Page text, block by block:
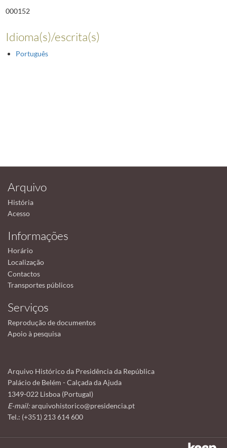
000152
Idioma(s)/escrita(s)
Português
Arquivo
História
Acesso
Informações
Horário
Localização
Contactos
Transportes públicos
Serviços
Reprodução de documentos
Apoio à pesquisa
Arquivo Histórico da Presidência da República
Palácio de Belém - Calçada da Ajuda
1349-022 Lisboa (Portugal)
E-mail:arquivohistorico@presidencia.pt
Tel.: (+351) 213 614 600